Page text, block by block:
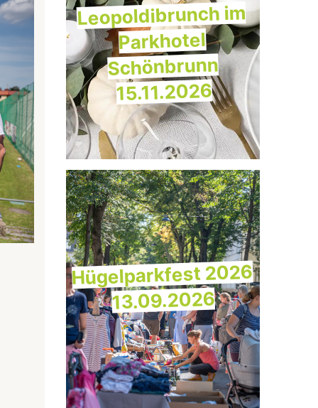
Leopoldibrunch im
Parkhotel
Schönbrunn
15.11.2026
Hügelparkfest 2026
13.09.2026